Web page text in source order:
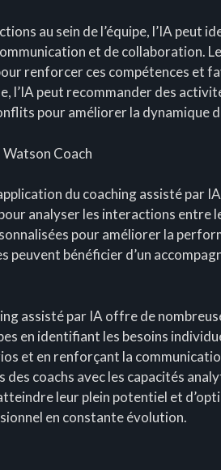
au sein de l’équipe, l’IA peut
et de collaboration.
renforcer ces compétences et
l’IA peut recommander des
pour améliorer la dynamique
Watson Coach
du coaching assisté par
analyser les interactions entre
pour améliorer la
peuvent bénéficier d’un
assisté par IA offre de
en identifiant les besoins
et en renforçant la
des coachs avec les capacités
leur plein potentiel et
en constante évolution.